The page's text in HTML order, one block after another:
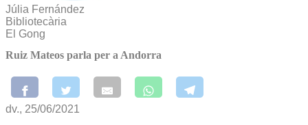
Júlia Fernández
Bibliotecària
El Gong
Ruiz Mateos parla per a Andorra
dv., 25/06/2021